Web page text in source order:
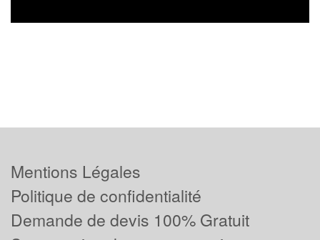
Mentions Légales
Politique de confidentialité
Demande de devis 100% Gratuit